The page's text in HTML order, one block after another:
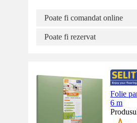
Poate fi comandat online
Poate fi rezervat
Folie
6 m